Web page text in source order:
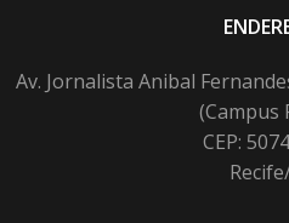
Av. Jornalista Anibal
(Campus
CEP: